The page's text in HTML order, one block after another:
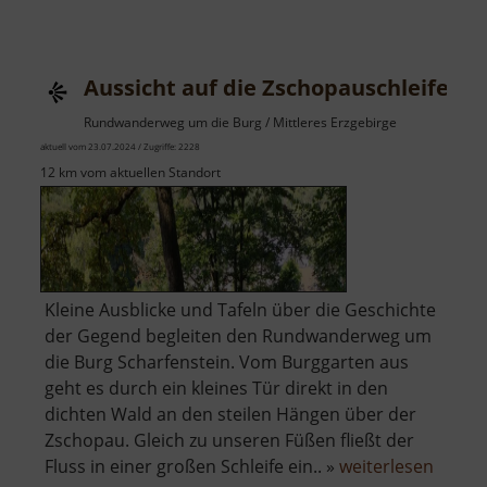
Aussicht auf die Zschopauschleife
Rundwanderweg um die Burg / Mittleres Erzgebirge
aktuell vom 23.07.2024 / Zugriffe: 2228
12 km vom aktuellen Standort
Kleine Ausblicke und Tafeln über die Geschichte
der Gegend begleiten den Rundwanderweg um
die Burg Scharfenstein. Vom Burggarten aus
geht es durch ein kleines Tür direkt in den
dichten Wald an den steilen Hängen über der
Zschopau. Gleich zu unseren Füßen fließt der
Fluss in einer großen Schleife ein.. » weiterlesen